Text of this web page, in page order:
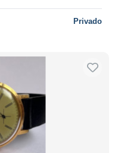
Privado